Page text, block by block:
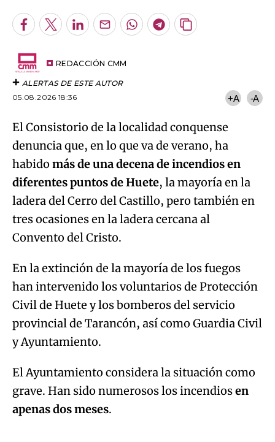
Facebook
TwitterLinkedInEnviarWhatsapp
Telegram
Copiar
REDACCIÓN CMM
ALERTAS DE ESTE AUTOR
05.08.2026 18:36
+A -A
El Consistorio de la localidad conquense
denuncia que, en lo que va de verano, ha
habido más de una decena de incendios en
diferentes puntos de Huete, la mayoría en la
ladera del Cerro del Castillo, pero también en
tres ocasiones en la ladera cercana al
Convento del Cristo.
En la extinción de la mayoría de los fuegos
han intervenido los voluntarios de Protección
Civil de Huete y los bomberos del servicio
provincial de Tarancón, así como Guardia Civil
y Ayuntamiento.
El Ayuntamiento considera la situación como
grave. Han sido numerosos los incendiosen
apenas dos meses.